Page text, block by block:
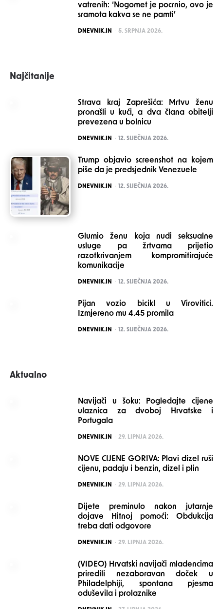
vatrenih: ‘Nogomet je pocrnio, ovo je
sramota kakva se ne pamti’
POSTED
DNEVNIK.IN 5. SRPNJA 2026.
Najčitanije
Strava kraj Zaprešića: Mrtvu ženu
pronašli u kući, a dva člana obitelji
prevezena u bolnicu
POSTED
DNEVNIK.IN 12. SIJEČNJA 2026.
Trump objavio screenshot na kojem
piše da je predsjednik Venezuele
POSTED
DNEVNIK.IN 12. SIJEČNJA 2026.
Glumio ženu koja nudi seksualne
usluge pa žrtvama prijetio
razotkrivanjem kompromitirajuće
komunikacije
POSTED
DNEVNIK.IN 12. SIJEČNJA 2026.
Pijan vozio bicikl u Virovitici.
Izmjereno mu 4.45 promila
POSTED
DNEVNIK.IN 12. SIJEČNJA 2026.
Aktualno
Navijači u šoku: Pogledajte cijene
ulaznica za dvoboj Hrvatske i
Portugala
POSTED
DNEVNIK.IN 29. LIPNJA 2026.
NOVE CIJENE GORIVA: Plavi dizel ruši
cijenu, padaju i benzin, dizel i plin
POSTED
DNEVNIK.IN 29. LIPNJA 2026.
Dijete preminulo nakon jutarnje
dojave Hitnoj pomoći: Obdukcija
treba dati odgovore
POSTED
DNEVNIK.IN 29. LIPNJA 2026.
(VIDEO) Hrvatski navijači mladencima
priredili nezaboravan doček u
Philadelphiji, spontana pjesma
oduševila i prolaznike